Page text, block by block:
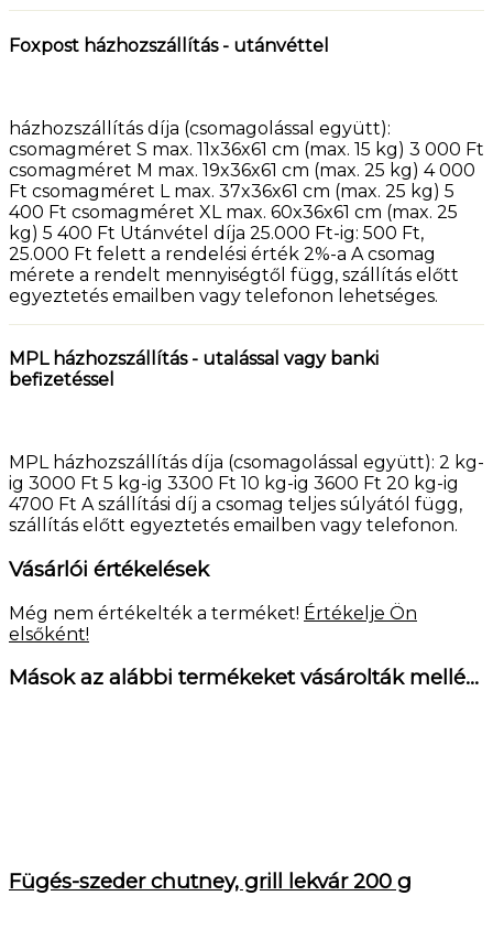
Foxpost házhozszállítás - utánvéttel
házhozszállítás díja (csomagolással együtt):
csomagméret S max. 11x36x61 cm (max. 15 kg) 3 000 Ft
csomagméret M max. 19x36x61 cm (max. 25 kg) 4 000
Ft csomagméret L max. 37x36x61 cm (max. 25 kg) 5
400 Ft csomagméret XL max. 60x36x61 cm (max. 25
kg) 5 400 Ft Utánvétel díja 25.000 Ft-ig: 500 Ft,
25.000 Ft felett a rendelési érték 2%-a A csomag
mérete a rendelt mennyiségtől függ, szállítás előtt
egyeztetés emailben vagy telefonon lehetséges.
MPL házhozszállítás - utalással vagy banki
befizetéssel
MPL házhozszállítás díja (csomagolással együtt): 2 kg-
ig 3000 Ft 5 kg-ig 3300 Ft 10 kg-ig 3600 Ft 20 kg-ig
4700 Ft A szállítási díj a csomag teljes súlyától függ,
szállítás előtt egyeztetés emailben vagy telefonon.
Vásárlói értékelések
Még nem értékelték a terméket! Értékelje Ön
elsőként!
Mások az alábbi termékeket vásárolták mellé...
Fügés-szeder chutney, grill lekvár 200 g